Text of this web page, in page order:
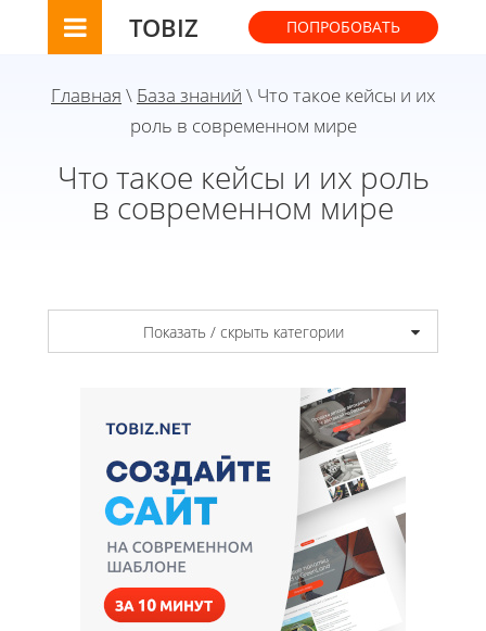
TOBIZ ПОПРОБОВАТЬ
Главная \ База знаний \ Что такое кейсы и их
роль в современном мире
Что такое кейсы и их роль
в современном мире
Показать / скрыть категории